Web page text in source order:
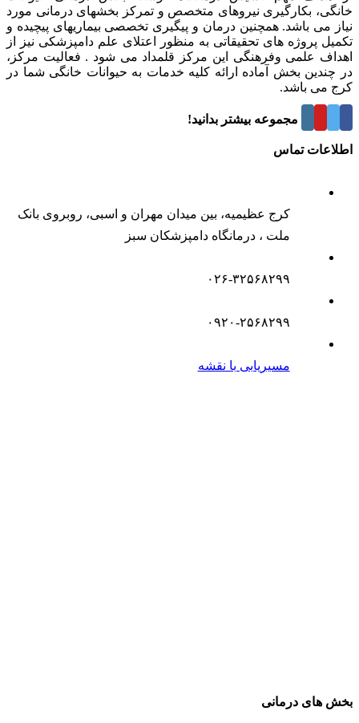
خانگی، بکارگیری نیروهای متخصص و تمرکز بخشهای درمانی مورد
نیاز می باشد. همچنین درمان و پیگیری تخصصی بیماریهای پیچیده و
تکمیل پروژه های تحقیقاتی به منظور اعتلای علم دامپزشکی نیز از
اهداف علمی وفرهنگی این مرکز قلمداد می شود . فعالیت مرکز،
در چندین بخش آماده ارائه کلیه خدمات به حیوانات خانگی شما در
کرج می باشد.
درباره این مجموعه بیشتر بدانید!
اطلاعات تماس
کرج عظیمیه، بین میدان مهران و اسبی، روبروی بانک
ملت ، درمانگاه دامپزشکان سبز
۰۲۶-۳۲۵۶۸۲۹۹
۰۹۲۰-۲۵۶۸۲۹۹
مسیریابی با نقشه
بخش های درمانی